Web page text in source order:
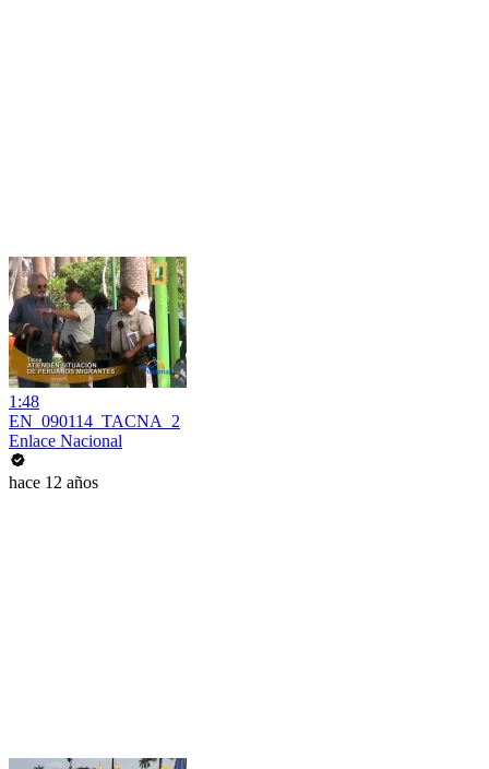
1:48
EN_090114_TACNA_2
Enlace Nacional
hace 12 años